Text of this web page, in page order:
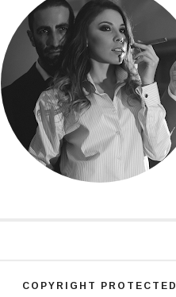
COPYRIGHT PROTECTED